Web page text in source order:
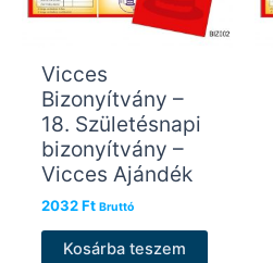
Vicces
Bizonyítvány –
18. Születésnapi
bizonyítvány –
Vicces Ajándék
2032Ft Bruttó
Kosárba teszem